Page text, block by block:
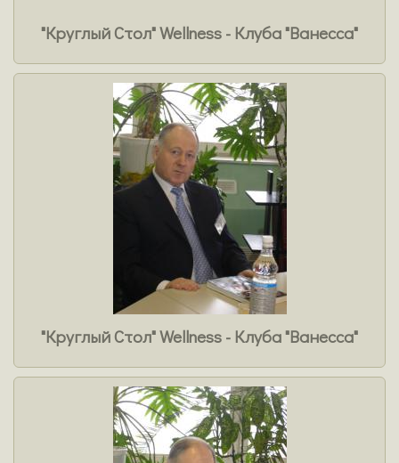
"Круглый Стол" Wellness - Клуба "Ванесса"
"Круглый Стол" Wellness - Клуба "Ванесса"